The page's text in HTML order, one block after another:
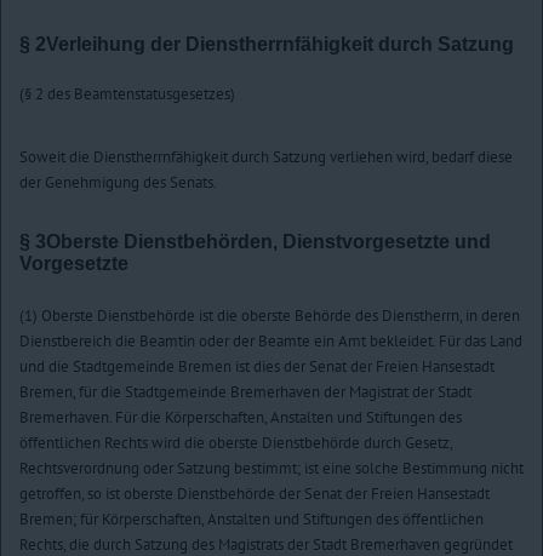
§ 2Verleihung der Dienstherrnfähigkeit durch Satzung
(§ 2 des Beamtenstatusgesetzes)
Soweit die Dienstherrnfähigkeit durch Satzung verliehen wird, bedarf diese
der Genehmigung des Senats.
§ 3Oberste Dienstbehörden, Dienstvorgesetzte und
Vorgesetzte
(1) Oberste Dienstbehörde ist die oberste Behörde des Dienstherrn, in deren
Dienstbereich die Beamtin oder der Beamte ein Amt bekleidet. Für das Land
und die Stadtgemeinde Bremen ist dies der Senat der Freien Hansestadt
Bremen, für die Stadtgemeinde Bremerhaven der Magistrat der Stadt
Bremerhaven. Für die Körperschaften, Anstalten und Stiftungen des
öffentlichen Rechts wird die oberste Dienstbehörde durch Gesetz,
Rechtsverordnung oder Satzung bestimmt; ist eine solche Bestimmung nicht
getroffen, so ist oberste Dienstbehörde der Senat der Freien Hansestadt
Bremen; für Körperschaften, Anstalten und Stiftungen des öffentlichen
Rechts, die durch Satzung des Magistrats der Stadt Bremerhaven gegründet